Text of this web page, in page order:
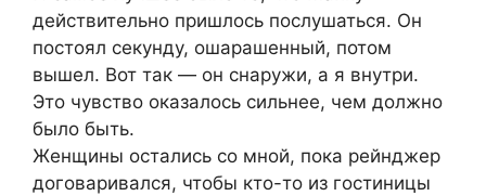
действительно пришлось послушаться. Он
постоял секунду, ошарашенный, потом
вышел. Вот так — он снаружи, а я внутри.
Это чувство оказалось сильнее, чем должно
было быть.
Женщины остались со мной, пока рейнджер
договаривался, чтобы кто-то из гостиницы